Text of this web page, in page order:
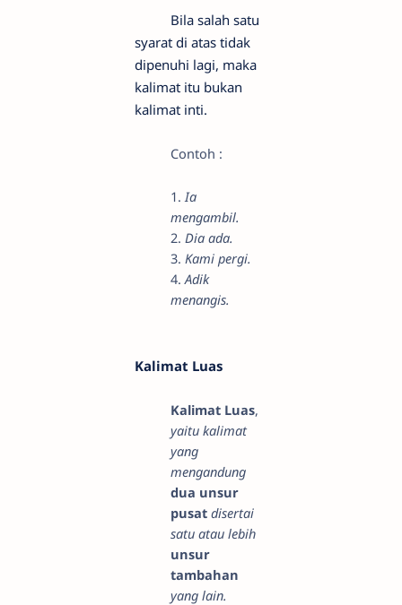
Bila salah satu
syarat di atas tidak
dipenuhi lagi, maka
kalimat itu bukan
kalimat inti.
Contoh :
1. Ia
mengambil.
2. Dia ada.
3. Kami pergi.
4. Adik
menangis.
Kalimat Luas
Kalimat Luas,
yaitu kalimat
yang
mengandung
dua unsur
pusat disertai
satu atau lebih
unsur
tambahan
yang lain.